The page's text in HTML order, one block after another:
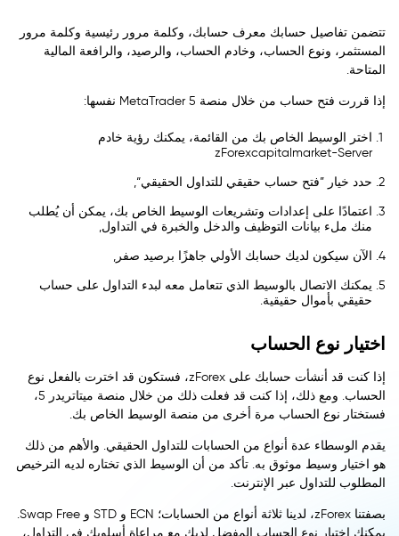
تتضمن تفاصيل حسابك معرف حسابك، وكلمة مرور رئيسية وكلمة مرور
المستثمر، ونوع الحساب، وخادم الحساب، والرصيد، والرافعة المالية
المتاحة.
إذا قررت فتح حساب من خلال منصة MetaTrader 5 نفسها:
اختر الوسيط الخاص بك من القائمة، يمكنك رؤية خادم
zForexcapitalmarket-Server
حدد خيار ”فتح حساب حقيقي للتداول الحقيقي“,
اعتمادًا على إعدادات وتشريعات الوسيط الخاص بك، يمكن أن يُطلب
منك ملء بيانات التوظيف والدخل والخبرة في التداول,
الآن سيكون لديك حسابك الأولي جاهزًا برصيد صفر,
يمكنك الاتصال بالوسيط الذي تتعامل معه لبدء التداول على حساب
حقيقي بأموال حقيقية.
اختيار نوع الحساب
إذا كنت قد أنشأت حسابك على zForex، فستكون قد اخترت بالفعل نوع
الحساب. ومع ذلك، إذا كنت قد فعلت ذلك من خلال منصة ميتاتريدر 5،
فستختار نوع الحساب مرة أخرى من منصة الوسيط الخاص بك.
يقدم الوسطاء عدة أنواع من الحسابات للتداول الحقيقي. والأهم من ذلك
هو اختيار وسيط موثوق به. تأكد من أن الوسيط الذي تختاره لديه الترخيص
المطلوب للتداول عبر الإنترنت.
بصفتنا zForex، لدينا ثلاثة أنواع من الحسابات؛ ECN و STD و Swap Free.